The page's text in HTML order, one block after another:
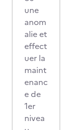
une
anom
alie et
effect
uer la
maint
enanc
e de
1er
nivea